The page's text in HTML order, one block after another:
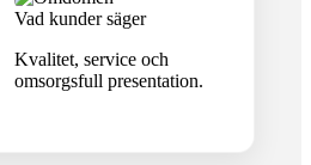
Vad kunder säger
Kvalitet, service och
omsorgsfull presentation.